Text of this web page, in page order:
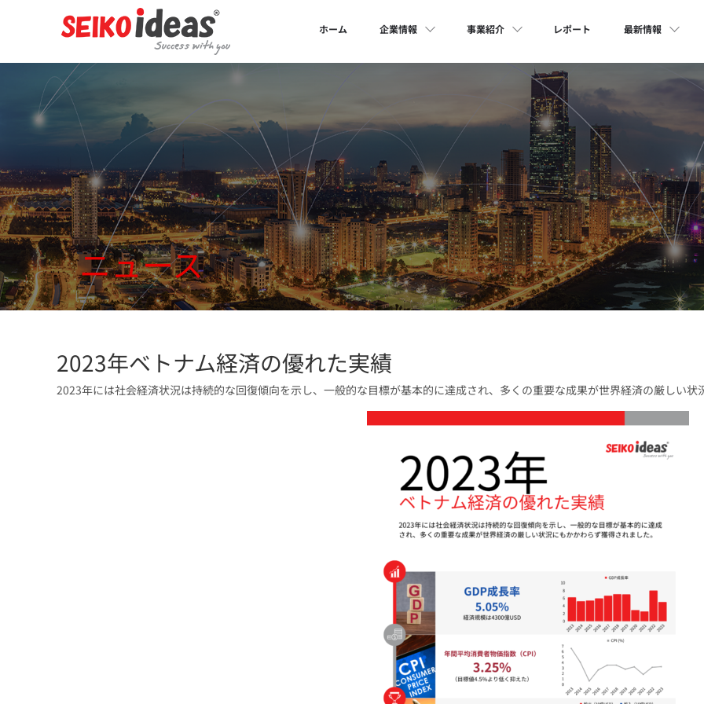
ホーム 企業情報 事業紹介 レポート 最新情報
ニュース
2023年ベトナム経済の優れた実績
2023年には社会経済状況は持続的な回復傾向を示し、一般的な目標が基本的に達成され、多くの重要な成果が世界経済の厳しい状